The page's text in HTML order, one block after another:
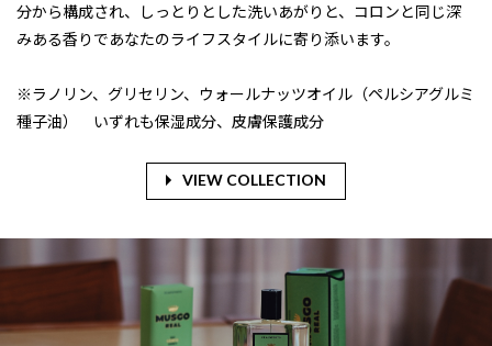
分から構成され、しっとりとした洗いあがりと、コロンと同じ深
みある香りであなたのライフスタイルに寄り添います。
※ラノリン、グリセリン、ウォールナッツオイル（ペルシアグルミ
種子油） いずれも保湿成分、皮膚保護成分
VIEW COLLECTION